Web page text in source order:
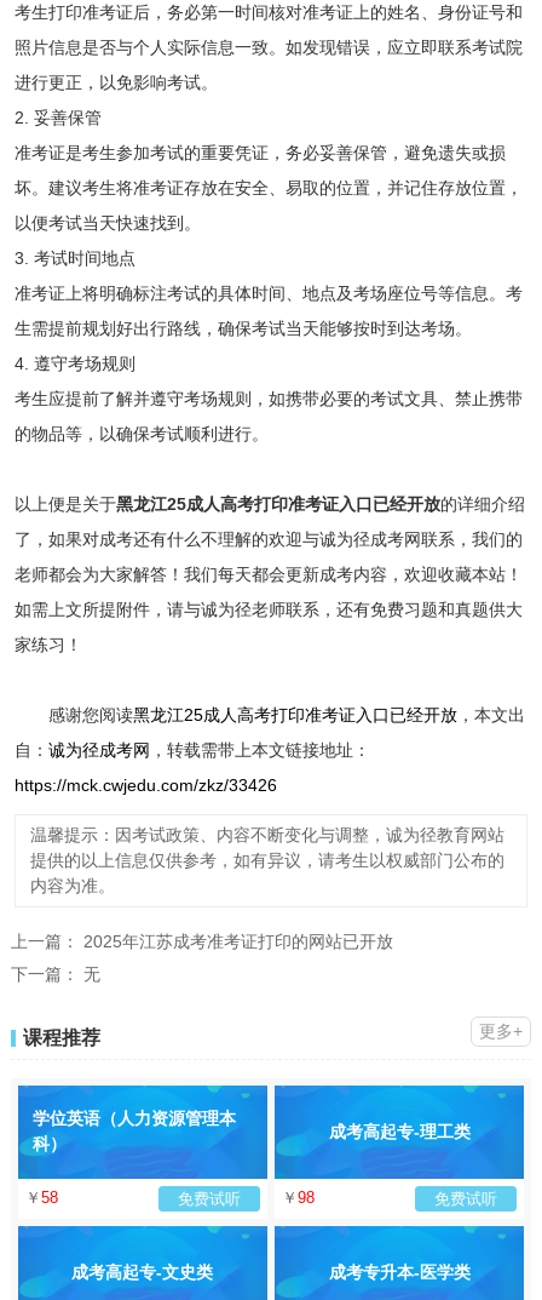
考生打印准考证后，务必第一时间核对准考证上的姓名、身份证号和
照片信息是否与个人实际信息一致。如发现错误，应立即联系考试院
进行更正，以免影响考试。
2. 妥善保管
准考证是考生参加考试的重要凭证，务必妥善保管，避免遗失或损
坏。建议考生将准考证存放在安全、易取的位置，并记住存放位置，
以便考试当天快速找到。
3. 考试时间地点
准考证上将明确标注考试的具体时间、地点及考场座位号等信息。考
生需提前规划好出行路线，确保考试当天能够按时到达考场。
4. 遵守考场规则
考生应提前了解并遵守考场规则，如携带必要的考试文具、禁止携带
的物品等，以确保考试顺利进行。
以上便是关于黑龙江25成人高考打印准考证入口已经开放的详细介绍
了，如果对成考还有什么不理解的欢迎与诚为径成考网联系，我们的
老师都会为大家解答！我们每天都会更新成考内容，欢迎收藏本站！
如需上文所提附件，请与诚为径老师联系，还有免费习题和真题供大
家练习！
感谢您阅读黑龙江25成人高考打印准考证入口已经开放，本文出
自： 诚为径成考网 ，转载需带上本文链接地址：
https://mck.cwjedu.com/zkz/33426
温馨提示：因考试政策、内容不断变化与调整，诚为径教育网站
提供的以上信息仅供参考，如有异议，请考生以权威部门公布的
内容为准。
上一篇： 2025年江苏成考准考证打印的网站已开放
下一篇： 无
课程推荐 更多+
学位英语（人力资源管理本
科）
￥ 58 免费试听
成考高起专-理工类
￥ 98 免费试听
成考高起专-文史类 成考专升本-医学类